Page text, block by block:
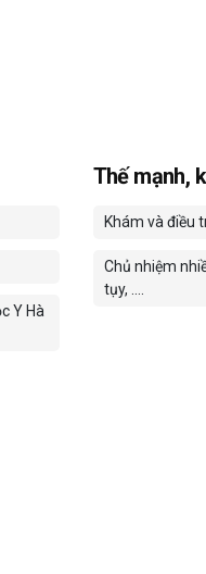
Y Hà
Thế mạnh,
Khám và điều
Chủ nhiệm
tụy, ….